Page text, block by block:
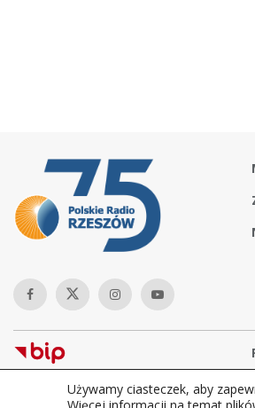
Copyright © 2026Polskie Radio
Używamy ciasteczek, aby